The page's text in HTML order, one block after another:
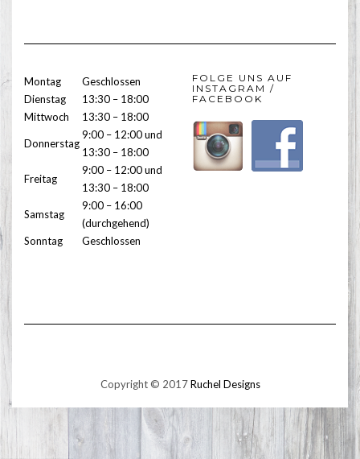
Montag
Geschlossen
Dienstag
13:30 – 18:00
Mittwoch
13:30 – 18:00
Donnerstag
9:00 – 12:00 und
13:30 – 18:00
Freitag
9:00 – 12:00 und
13:30 – 18:00
Samstag
9:00 – 16:00
(durchgehend)
Sonntag
Geschlossen
FOLGE UNS AUF
INSTAGRAM /
FACEBOOK
Copyright © 2017Ruchel Designs